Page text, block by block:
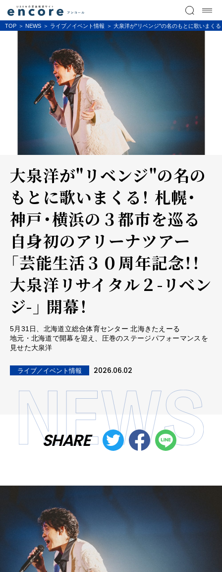
TOP NEWS ライブ／イベント情報 大泉洋が"リベンジ"の名のもとに歌いまく
大泉洋が"リベンジ"の名の
もとに歌いまくる！ 札幌・
神戸・横浜の３都市を巡る
自身初のアリーナツアー
「芸能生活３０周年記念！！
大泉洋リサイタル２-リベン
ジ-」 開幕！
5月31日、北海道立総合体育センター 北海きたえーる
地元・北海道で開幕を迎え、圧巻のステージパフォーマンスを
見せた大泉洋
ライブ／イベント情報 2026.06.02
SHARE